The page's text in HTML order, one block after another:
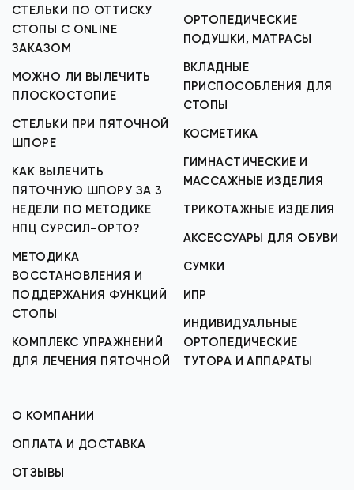
СТЕЛЬКИ ПО ОТТИСКУ
СТОПЫ С ONLINE
ЗАКАЗОМ
МОЖНО ЛИ ВЫЛЕЧИТЬ
ПЛОСКОСТОПИЕ
СТЕЛЬКИ ПРИ ПЯТОЧНОЙ
ШПОРЕ
КАК ВЫЛЕЧИТЬ
ПЯТОЧНУЮ ШПОРУ ЗА 3
НЕДЕЛИ ПО МЕТОДИКЕ
НПЦ СУРСИЛ-ОРТО?
МЕТОДИКА
ВОССТАНОВЛЕНИЯ И
ПОДДЕРЖАНИЯ ФУНКЦИЙ
СТОПЫ
КОМПЛЕКС УПРАЖНЕНИЙ
ДЛЯ ЛЕЧЕНИЯ ПЯТОЧНОЙ
ОРТОПЕДИЧЕСКИЕ
ПОДУШКИ, МАТРАСЫ
ВКЛАДНЫЕ
ПРИСПОСОБЛЕНИЯ ДЛЯ
СТОПЫ
КОСМЕТИКА
ГИМНАСТИЧЕСКИЕ И
МАССАЖНЫЕ ИЗДЕЛИЯ
ТРИКОТАЖНЫЕ ИЗДЕЛИЯ
АКСЕССУАРЫ ДЛЯ ОБУВИ
СУМКИ
ИПР
ИНДИВИДУАЛЬНЫЕ
ОРТОПЕДИЧЕСКИЕ
ТУТОРА И АППАРАТЫ
О КОМПАНИИ
ОПЛАТА И ДОСТАВКА
ОТЗЫВЫ